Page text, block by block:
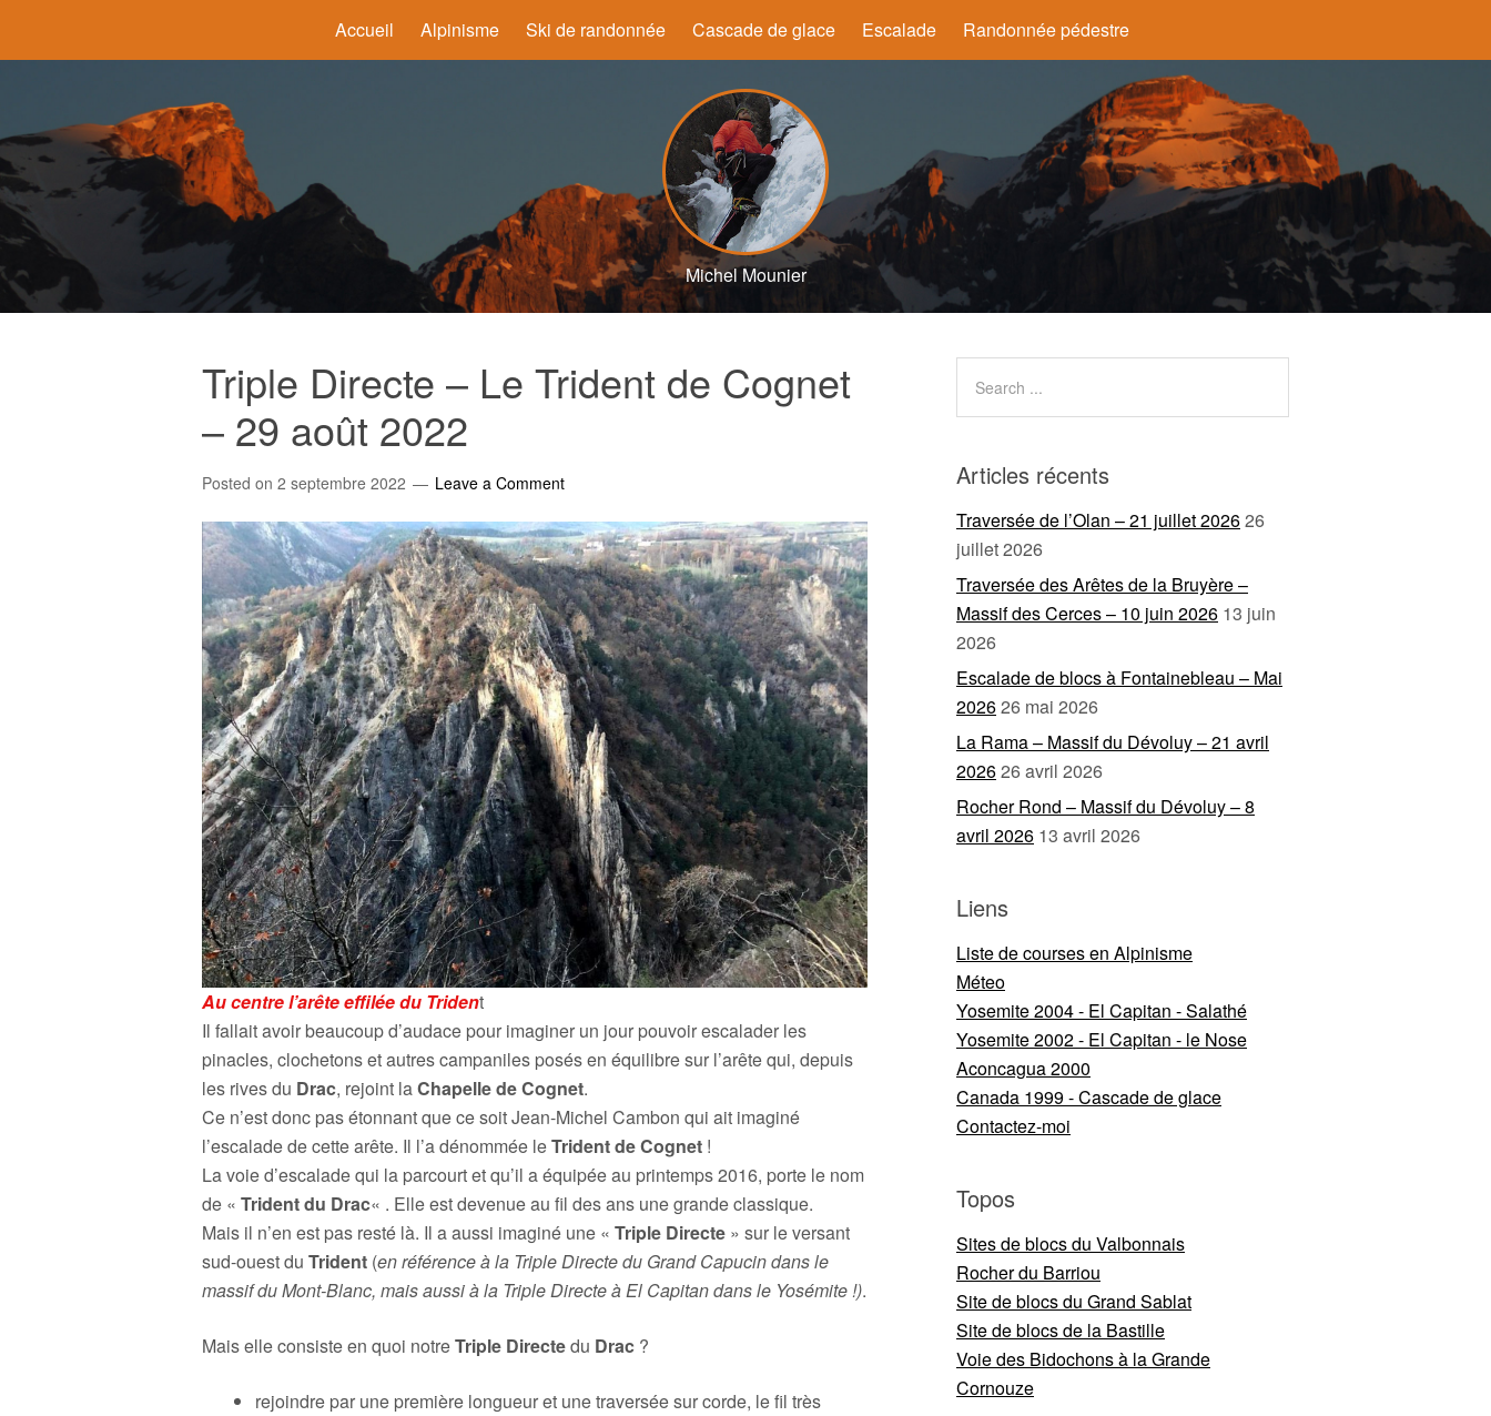
Accueil Alpinisme Ski de randonnée Cascade de glace Escalade Randonnée pédestre
Michel Mounier
Triple Directe – Le Trident de Cognet
– 29 août 2022
Posted on 2 septembre 2022 Leave a Comment
Au centre l’arête effilée du Trident
Il fallait avoir beaucoup d’audace pour imaginer un jour pouvoir escalader les
pinacles, clochetons et autres campaniles posés en équilibre sur l’arête qui, depuis
les rives du Drac, rejoint laChapelle de Cognet.
Ce n’est donc pas étonnant que ce soit Jean-Michel Cambon qui ait imaginé
l’escalade de cette arête. Il l’a dénommée leTrident de Cognet !
La voie d’escalade qui la parcourt et qu’il a équipée au printemps 2016, porte le nom
de « Trident du Drac« . Elle est devenue au fil des ans une grande classique.
Mais il n’en est pas resté là. Il a aussi imaginé une « Triple Directe » sur le versant
sud-ouest du Trident (en référence à la Triple Directe du Grand Capucin dans le
massif du Mont-Blanc, mais aussi à la Triple Directe à El Capitan dans le Yosémite !).
Mais elle consiste en quoi notreTriple Directedu Drac ?
rejoindre par une première longueur et une traversée sur corde, le fil très
Articles récents
Traversée de l’Olan – 21 juillet 202626
juillet 2026
Traversée des Arêtes de la Bruyère –
Massif des Cerces – 10 juin 2026 13 juin
2026
Escalade de blocs à Fontainebleau – Mai
202626 mai 2026
La Rama – Massif du Dévoluy – 21 avril
202626 avril 2026
Rocher Rond – Massif du Dévoluy – 8
avril 2026 13 avril 2026
Liens
Liste de courses en Alpinisme
Méteo
Yosemite 2004 - El Capitan - Salathé
Yosemite 2002 - El Capitan - le Nose
Aconcagua 2000
Canada 1999 - Cascade de glace
Contactez-moi
Topos
Sites de blocs du Valbonnais
Rocher du Barriou
Site de blocs du Grand Sablat
Site de blocs de la Bastille
Voie des Bidochons à la Grande
Cornouze